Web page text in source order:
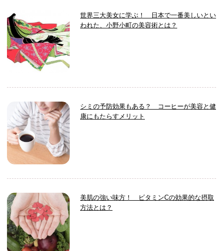
世界三大美女に学ぶ！ 日本で一番美しいとい
われた、小野小町の美容術とは？
シミの予防効果もある？ コーヒーが美容と健
康にもたらすメリット
美肌の強い味方！ ビタミンCの効果的な摂取
方法とは？